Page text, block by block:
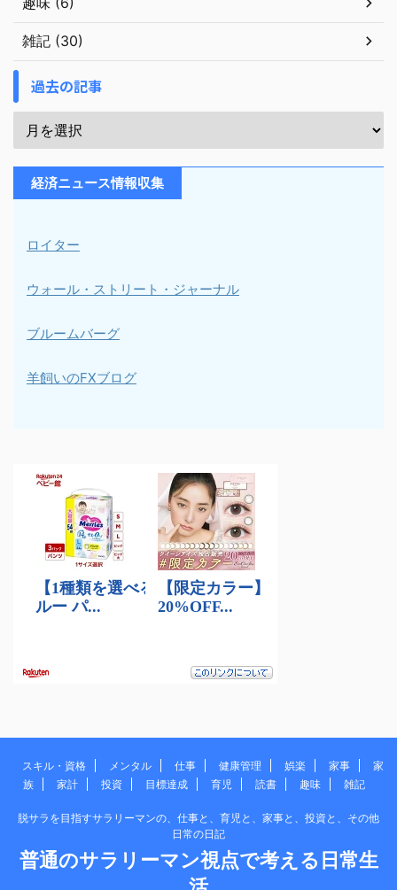
雑記 (30)
過去の記事
経済ニュース情報収集
ロイター
ウォール・ストリート・ジャーナル
ブルームバーグ
羊飼いのFXブログ
スキル・資格 メンタル 仕事 健康管理 娯楽 家事
家
族
家計 投資 目標達成 育児 読書 趣味 雑記
脱サラを目指すサラリーマンの、仕事と、育児と、家事と、投資と、その他
日常の日記
普通のサラリーマン視点で考える日常生